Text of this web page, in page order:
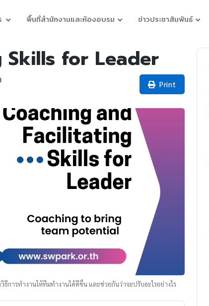
พื้นที่สำนักงานและห้องอบรม ข่าวประชาสัมพันธ์
Skills for Leader
Print
ารทำงานให้ทีมทำงานได้ดีขึ้น และช่วยกันว่าจะปรับอะไรอย่างไร